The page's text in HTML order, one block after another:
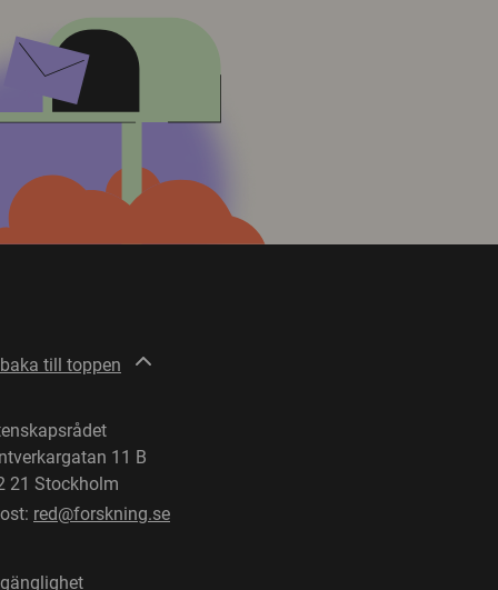
till toppen
11 B
21 Stockholm
red@forskning.se